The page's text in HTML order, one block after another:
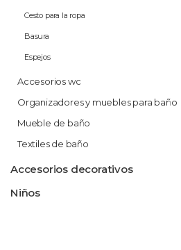
Cesto para la ropa
Basura
Espejos
Accesorios wc
Organizadores y muebles para baño
Mueble de baño
Textiles de baño
Accesorios decorativos
Niños